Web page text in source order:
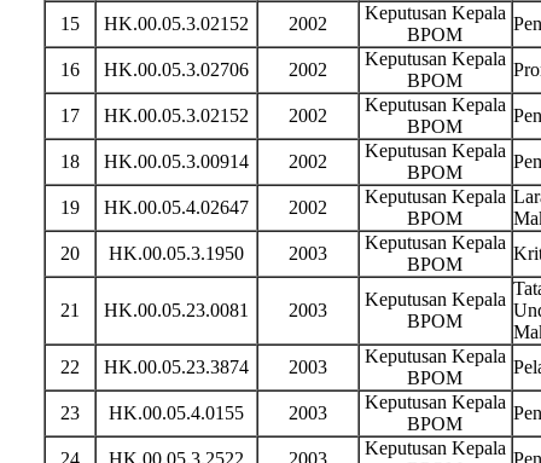
15 HK.00.05.3.02152 2002
Keputusan Kepala
BPOM
16 HK.00.05.3.02706 2002
Keputusan Kepala
BPOM
17 HK.00.05.3.02152 2002
Keputusan Kepala
BPOM
18 HK.00.05.3.00914 2002
Keputusan Kepala
BPOM
19 HK.00.05.4.02647 2002
Keputusan Kepala
BPOM
20
HK.00.05.3.1950 2003
Keputusan Kepala
BPOM
21 HK.00.05.23.0081 2003
Keputusan Kepala
BPOM
22
HK.00.05.23.3874 2003
Keputusan Kepala
BPOM
23 HK.00.05.4.0155 2003
Keputusan Kepala
BPOM
24 HK.00.05.3.2522 2003
Keputusan Kepala